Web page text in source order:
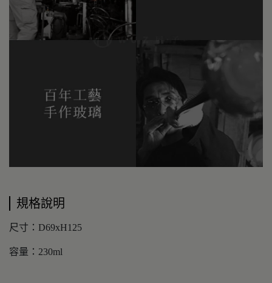
規格說明
尺寸：D69xH125
容量：230ml